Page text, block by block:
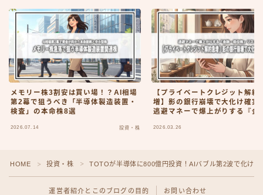
メモリー株3割安は買い場！？AI相場
第2幕で狙うべき「半導体製造装置・
検査」の本命株8選
2026.07.14 投資・株
【プライベートクレジット解約
増】影の銀行崩壊で大化け確実
逃避マネーで爆上がりする『金
2026.03.26
HOME ＞ 投資・株 ＞ TOTOが半導体に800億円投資！AIバブル第2波で化け
運営者紹介とこのブログの目的 お問い合わせ